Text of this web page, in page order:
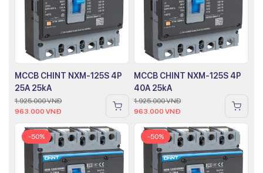
MCCB CHINT NXM-125S 4P
25A 25kA
1.925.000VNĐ
963.000 VNĐ
MCCB CHINT NXM-125S 4P
40A 25kA
1.925.000VNĐ
963.000 VNĐ
-50% -50%